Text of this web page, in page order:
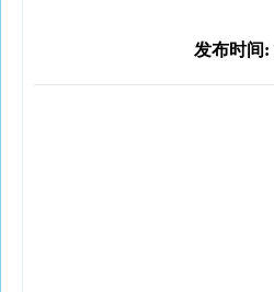
发布时间: